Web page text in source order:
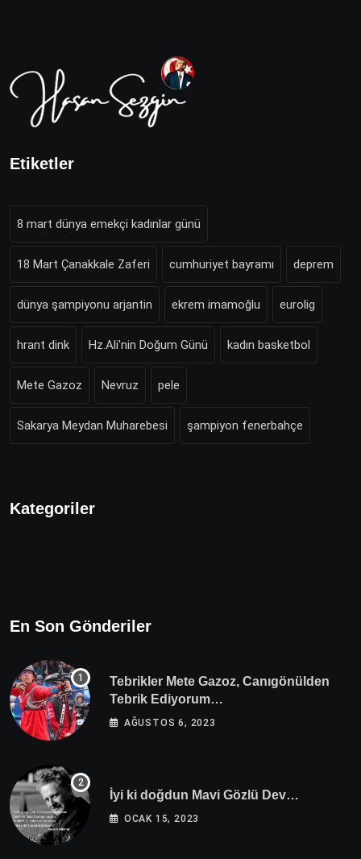
Etiketler
8 mart dünya emekçi kadınlar günü
18 Mart Çanakkale Zaferi cumhuriyet bayramı deprem
dünya şampiyonu arjantin ekrem imamoğlu eurolig
hrant dink Hz.Ali'nin Doğum Günü kadın basketbol
Mete Gazoz Nevruz pele
Sakarya Meydan Muharebesi şampiyon fenerbahçe
Kategoriler
En Son Gönderiler
Tebrikler Mete Gazoz, Canıgönülden
Tebrik Ediyorum…
AĞUSTOS 6, 2023
İyi ki doğdun Mavi Gözlü Dev…
OCAK 15, 2023